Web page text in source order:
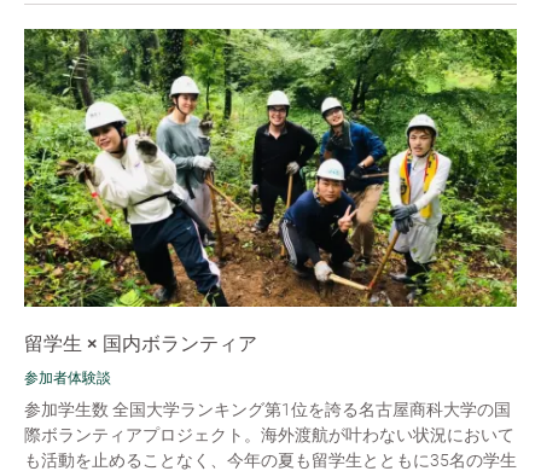
留学生 × 国内ボランティア
参加者体験談
参加学生数 全国大学ランキング第1位を誇る名古屋商科大学の国
際ボランティアプロジェクト。海外渡航が叶わない状況において
も活動を止めることなく、今年の夏も留学生とともに35名の学生